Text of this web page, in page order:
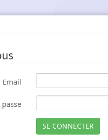
Email
SE CONNECTER